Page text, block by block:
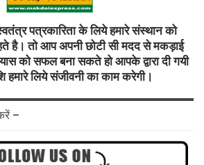
पत्रकारिता के लिये हमारे संस्थान को
है। तो आप अपनी छोटी सी मदद से मकड़ाई
को सफल बना सकते हो आपके द्वारा दी गयी
हमारे लिये संजीवनी का काम करेगी।
–